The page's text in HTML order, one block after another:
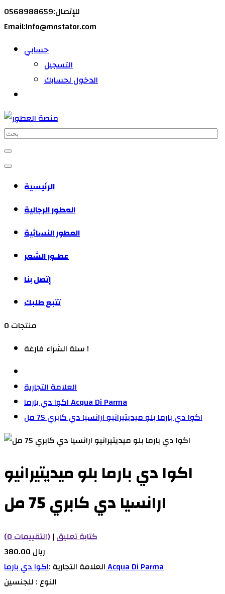
للإتصال:0568988659
Email:Info@mnstator.com
حسابي
التسجيل
الدخول لحسابك
الرئيسية
العطور الرجالية
العطور النسائية
عطـور الشعر
إتصل بنا
تتبع طلبك
0 منتجات
سلة الشراء فارغة !
العلامة التجارية
اكوا دي بارما Acqua Di Parma
اكوا دي بارما بلو ميديتيرانيو ارانسيا دي كابري 75 مل
اكوا دي بارما بلو ميديتيرانيو
ارانسيا دي كابري 75 مل
(0 التقييمات)| كتابة تعليق
380.00 ريال
العلامة التجارية :اكوا دي بارما Acqua Di Parma
النوع : للجنسين